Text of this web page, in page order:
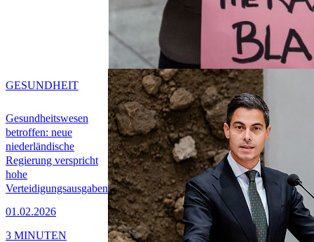
Gesundheitswesen
betroffen: neue
niederländische
Regierung verspricht
hohe
Verteidigungsausgaben
01.02.2026
GESUNDHEIT
3 MINUTEN